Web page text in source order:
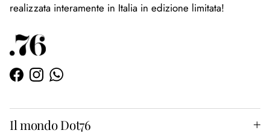
realizzata interamente in Italia in edizione limitata!
Facebook
InstagramWhatsApp
Il mondo Dot76